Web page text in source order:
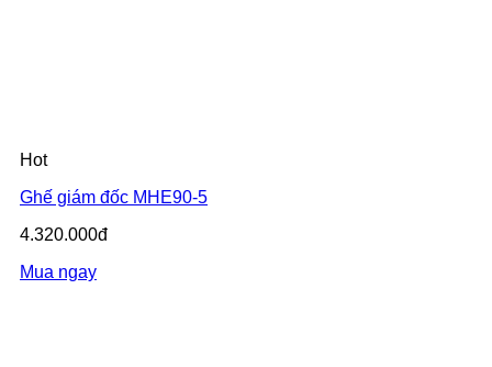
Hot
Ghế giám đốc MHE90-5
4.320.000đ
Mua ngay